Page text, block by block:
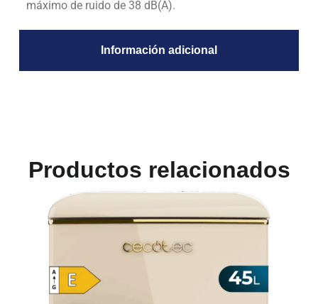
Información adicional
máximo de ruido de 38 dB(A).
Productos relacionados